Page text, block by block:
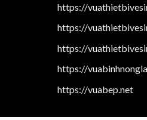
https://
https://
https://
https://
https://vuabep.net